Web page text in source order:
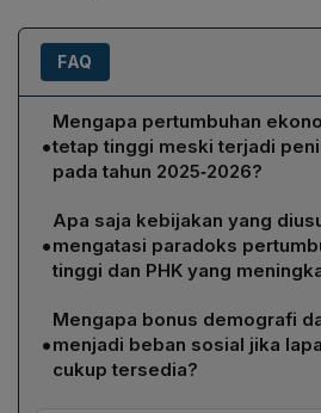
FAQ
•
Mengapa pertumbuhan
tetap tinggi meski terjadi
pada tahun 2025‑2026?
Pertumbuhan ekonomi tinggi
peningkatan produktivitas dan
melalui digitalisasi, otomatisasi,
sektor industri pengolahan,
dan konstruksi menyumbang
perusahaan manufaktur
menggantikan tenaga kerja
•
Apa saja kebijakan yang
mengatasi paradoks
tinggi dan PHK yang
Kebijakan utama meliputi: (1)
karya melalui insentif
regulasi, dan keringanan pajak
garmen, alas kaki,
•
Mengapa bonus demografi
menjadi beban sosial jika
cukup tersedia?
Bonus demografi berarti